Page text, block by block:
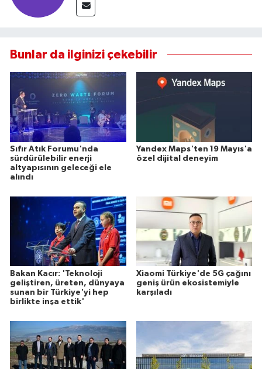
Bunlar da ilginizi çekebilir
Sıfır Atık Forumu'nda
sürdürülebilir enerji
altyapısının geleceği ele
alındı
Yandex Maps'ten 19 Mayıs'a
özel dijital deneyim
Bakan Kacır: 'Teknoloji
geliştiren, üreten, dünyaya
sunan bir Türkiye'yi hep
birlikte inşa ettik'
Xiaomi Türkiye'de 5G çağını
geniş ürün ekosistemiyle
karşıladı